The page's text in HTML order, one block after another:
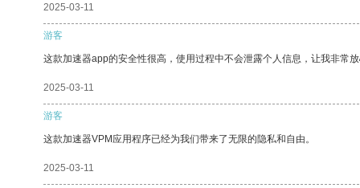
2025-03-11
游客
这款加速器app的安全性很高，使用过程中不会泄露个人信息，让我非常
2025-03-11
游客
这款加速器VPM应用程序已经为我们带来了无限的隐私和自由。
2025-03-11